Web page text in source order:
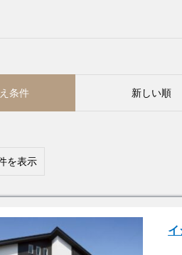
条件 新しい順
を表示
イ